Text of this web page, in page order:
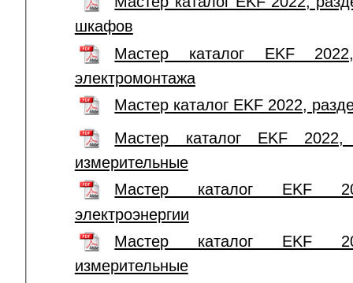
шкафов
Мастер каталог EKF
электромонтажа
Мастер каталог EKF 2022,
Мастер каталог EKF 2022,
измерительные
Мастер каталог EKF
электроэнергии
Мастер каталог EKF
измерительные